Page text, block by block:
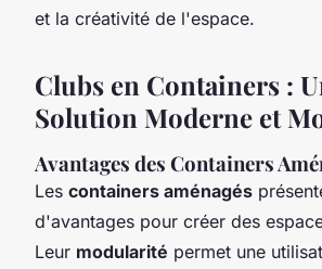
et la créativité de l'espace.
Clubs en Containers :
Solution Moderne et
Avantages des Containers
Les containers aménagés
d'avantages pour créer des
Leur modularité permet une